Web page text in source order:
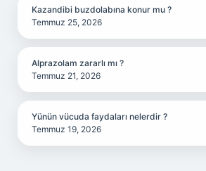
Kazandibi buzdolabına konur mu ?
Temmuz 25, 2026
Alprazolam zararlı mı ?
Temmuz 21, 2026
Yünün vücuda faydaları nelerdir ?
Temmuz 19, 2026